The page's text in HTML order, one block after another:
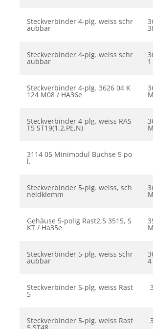
Steckverbinder 4-plg. weiss schr
aubbar
Steckverbinder 4-plg. weiss schr
aubbar 1
Steckverbinder 4-plg. 3626 04 K
124 M08 / HA36e
Steckverbinder 4-plg. weiss RAS
T5 ST19(1,2,PE,N)
3114 05 Minimodul Buchse 5 po
l.
Steckverbinder 5-plg. weiss, sch
neidklemm
Gehäuse 5-polig Rast2,5 3515, S
KT / Ha35e
Steckverbinder 5-plg. weiss schr
aubbar 4
Steckverbinder 5-plg. weiss Rast
5
Steckverbinder 5-plg. weiss Rast